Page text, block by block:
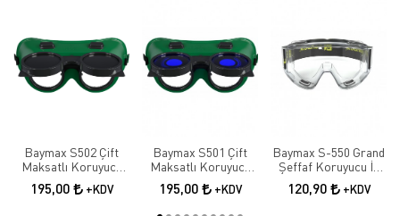
Baymax S502 Çift
Maksatlı Koruyucu
Kaynak Gözlüğü |
Tam Kapalı İş
195,00 +KDV
Baymax S501 Çift
Maksatlı Koruyucu
Kaynak Gözlüğü |
Tam Kapalı İş
195,00 +KDV
Baymax S-550 Grand
Şeffaf Koruyucu İş
Gözlüğü | Antifog İş
Güvenliği Gözlüğü
120,90 +KDV